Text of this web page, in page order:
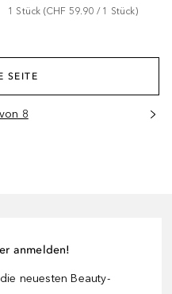
1 Stück (CHF 59.90 / 1 Stück)
SEITE
8
anmelden!
neuesten Beauty-